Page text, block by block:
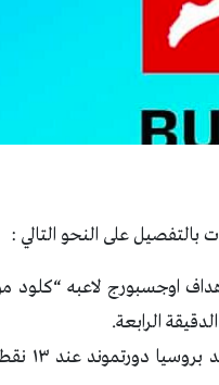
بالتفصيل على النحو التالي :
اوجسبورج لاعبه “كلود
ليرفع اوجسبورج رصيده إلى